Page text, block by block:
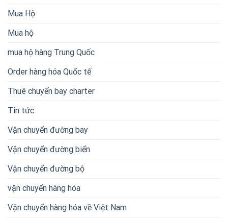
Mua Hộ
Mua hộ
mua hộ hàng Trung Quốc
Order hàng hóa Quốc tế
Thuê chuyến bay charter
Tin tức
Vận chuyển đường bay
Vận chuyển đường biển
Vận chuyển đường bộ
vận chuyển hàng hóa
Vận chuyển hàng hóa về Việt Nam